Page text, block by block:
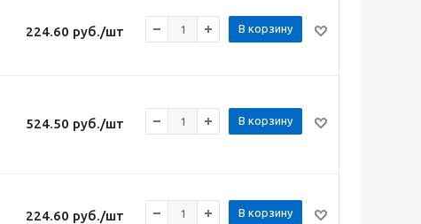
224.60 руб./шт В корзину
524.50 руб./шт В корзину
224.60 руб./шт В корзину